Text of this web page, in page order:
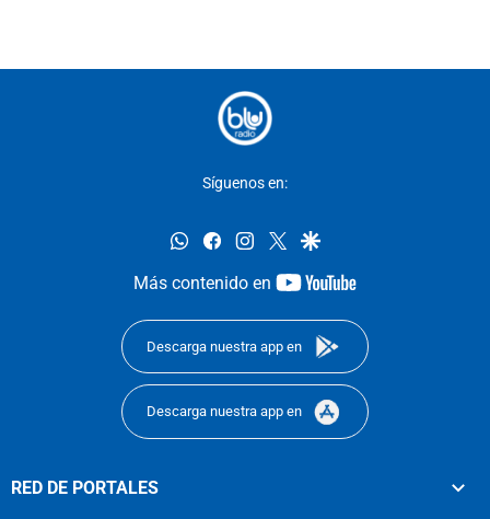
Síguenos en:
whatsappfacebookinstagram
twittergoogle
Más contenido en
youtube-
Descarga nuestra app en
Descarga nuestra app en
RED DE PORTALES